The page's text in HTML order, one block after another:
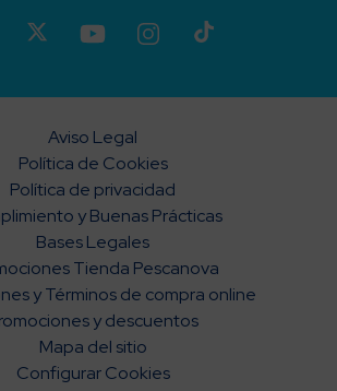
Aviso Legal
Política de Cookies
Política de privacidad
y Buenas Prácticas
Bases Legales
Tienda Pescanova
y Términos de compra online
y descuentos
Mapa del sitio
Configurar Cookies